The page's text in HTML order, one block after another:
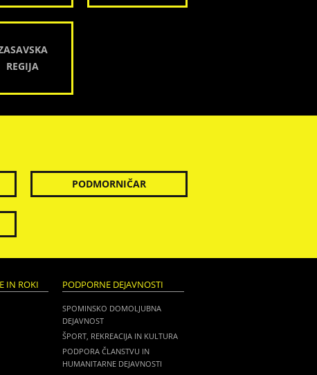
REGIJA
PODMORNIČAR
IN ROKI PODPORNE DEJAVNOSTI
SPOMINSKO DOMOLJUBNA
DEJAVNOST
ŠPORT, REKREACIJA IN KULTURA
PODPORA ČLANSTVU IN
HUMANITARNE DEJAVNOSTI